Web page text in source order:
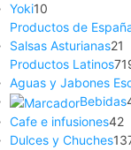
Yoki10
Productos de
Salsas Asturianas21
Productos Latinos
Aguas y Jabones
Bebidas
Cafe e infusiones42
Dulces y Chuches